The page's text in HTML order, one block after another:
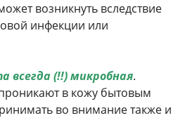
возникнуть вследствие
инфекции или
всегда (!!) микробная.
в кожу бытовым
во внимание также и